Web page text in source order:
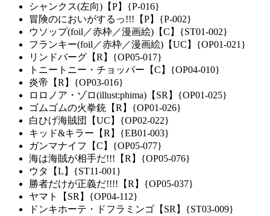
シャンクス(左向)【P】{P-016}
冒険のにおいがするっ!!!【P】{P-002}
ウソップ(foil／赤枠／漫画絵)【C】{ST01-002}
フランキー(foil／赤枠／漫画絵)【UC】{OP01-021}
リンドバーグ【R】{OP05-017}
トニートニー・チョッパー【C】{OP04-010}
炎帝【R】{OP03-016}
ロロノア・ゾロ(illust:phima)【SR】{OP01-025}
ゴムゴムの火拳銃【R】{OP01-026}
白ひげ海賊団【UC】{OP02-022}
キッド&キラー【R】{EB01-003}
ガンマナイフ【C】{OP05-077}
海は海賊が相手だ!!!【R】{OP05-076}
ウタ【L】{ST11-001}
勝者だけが正義だ!!!!【R】{OP05-037}
ヤマト【SR】{OP04-112}
ドンキホーテ・ドフラミンゴ【SR】{ST03-009}